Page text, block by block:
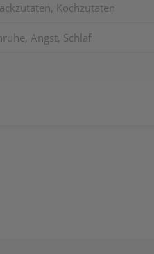
Kochzutaten
Angst, Schlaf